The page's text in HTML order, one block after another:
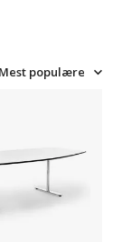
Mest populære